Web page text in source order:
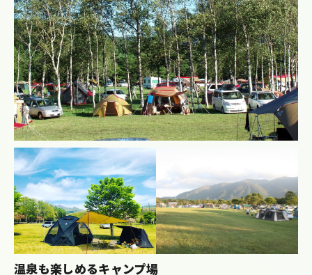
温泉も楽しめるキャンプ場